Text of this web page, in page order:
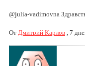
@julia-vadimovna
От Дмитрий Карлов 7